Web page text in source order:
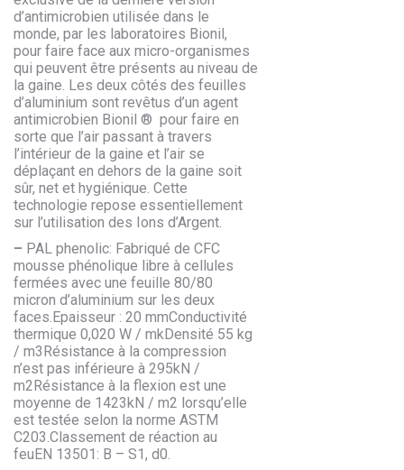
d’antimicrobien utilisée dans le
monde, par les laboratoires Bionil,
pour faire face aux micro-organismes
qui peuvent être présents au niveau de
la gaine. Les deux côtés des feuilles
d’aluminium sont revêtus d’un agent
antimicrobien Bionil ® pour faire en
sorte que l’air passant à travers
l’intérieur de la gaine et l’air se
déplaçant en dehors de la gaine soit
sûr, net et hygiénique. Cette
technologie repose essentiellement
sur l’utilisation des Ions d’Argent.
– PAL phenolic: Fabriqué de CFC
mousse phénolique libre à cellules
fermées avec une feuille 80/80
micron d’aluminium sur les deux
faces.Epaisseur : 20 mmConductivité
thermique 0,020 W / mkDensité 55 kg
/ m3Résistance à la compression
n’est pas inférieure à 295kN /
m2Résistance à la flexion est une
moyenne de 1423kN / m2 lorsqu’elle
est testée selon la norme ASTM
C203.Classement de réaction au
feuEN 13501: B – S1, d0.